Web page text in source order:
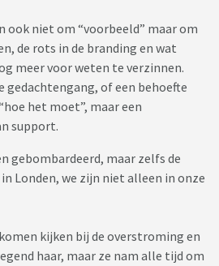
ook niet om “voorbeeld” maar om
de rots in de branding en wat
meer voor weten te verzinnen.
of een behoefte
het moet”, maar een
support.
gebombardeerd, maar zelfs de
Londen, we zijn niet alleen in onze
kijken bij de overstroming en
haar, maar ze nam alle tijd om